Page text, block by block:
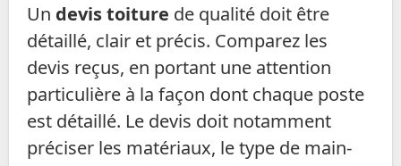
Un devis toiture de qualité doit être
détaillé, clair et précis. Comparez les
devis reçus, en portant une attention
particulière à la façon dont chaque poste
est détaillé. Le devis doit notamment
préciser les matériaux, le type de main-